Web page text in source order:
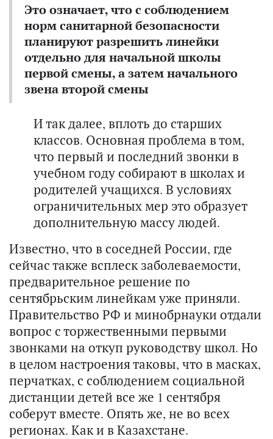
Это означает, что с соблюдением
норм санитарной безопасности
планируют разрешить линейки
отдельно для начальной школы
первой смены, а затем начального
звена второй смены
И так далее, вплоть до старших
классов. Основная проблема в том,
что первый и последний звонки в
учебном году собирают в школах и
родителей учащихся. В условиях
ограничительных мер это образует
дополнительную массу людей.
Известно, что в соседней России, где
сейчас также всплеск заболеваемости,
предварительное решение по
сентябрьским линейкам уже приняли.
Правительство РФ и минобрнауки отдали
вопрос с торжественными первыми
звонками на откуп руководству школ. Но
в целом настроения таковы, что в масках,
перчатках, с соблюдением социальной
дистанции детей все же 1 сентября
соберут вместе. Опять же, не во всех
регионах. Как и в Казахстане.